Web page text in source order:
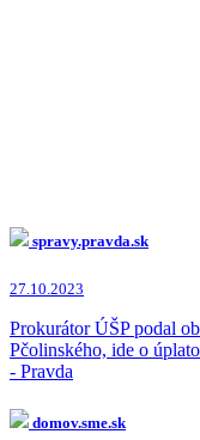
spravy.pravda.sk
27.10.2023
Prokurátor ÚŠP podal
Pčolinského, ide o
- Pravda
domov.sme.sk